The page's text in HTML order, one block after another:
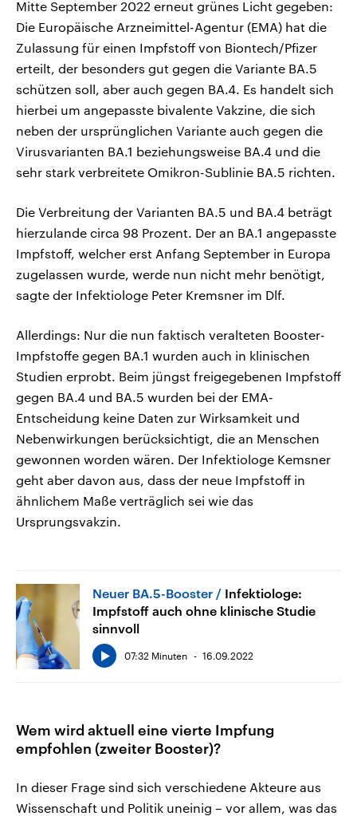
Mitte September 2022 erneut grünes Licht gegeben:
Die Europäische Arzneimittel-Agentur (EMA) hat die
Zulassung für einen Impfstoff von Biontech/Pfizer
erteilt, der besonders gut gegen die Variante BA.5
schützen soll, aber auch gegen BA.4. Es handelt sich
hierbei um angepasste bivalente Vakzine, die sich
neben der ursprünglichen Variante auch gegen die
Virusvarianten BA.1 beziehungsweise BA.4 und die
sehr stark verbreitete Omikron-Sublinie BA.5 richten.
Die Verbreitung der Varianten BA.5 und BA.4 beträgt
hierzulande circa 98 Prozent. Der an BA.1 angepasste
Impfstoff, welcher erst Anfang September in Europa
zugelassen wurde, werde nun nicht mehr benötigt,
sagte der Infektiologe Peter Kremsner im Dlf.
Allerdings: Nur die nun faktisch veralteten Booster-
Impfstoffe gegen BA.1 wurden auch in klinischen
Studien erprobt. Beim jüngst freigegebenen Impfstoff
gegen BA.4 und BA.5 wurden bei der EMA-
Entscheidung keine Daten zur Wirksamkeit und
Nebenwirkungen berücksichtigt, die an Menschen
gewonnen worden wären. Der Infektiologe Kemsner
geht aber davon aus, dass der neue Impfstoff in
ähnlichem Maße verträglich sei wie das
Ursprungsvakzin.
Neuer BA.5-Booster
Infektiologe:
Impfstoff auch ohne klinische Studie
sinnvoll
07:32 Minuten 16.09.2022
Wem wird aktuell eine vierte Impfung
empfohlen (zweiter Booster)?
In dieser Frage sind sich verschiedene Akteure aus
Wissenschaft und Politik uneinig – vor allem, was das